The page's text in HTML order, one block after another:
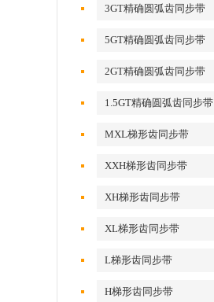
3GT精确圆弧齿同步带
5GT精确圆弧齿同步带
2GT精确圆弧齿同步带
1.5GT精确圆弧齿同步带
MXL梯形齿同步带
XXH梯形齿同步带
XH梯形齿同步带
XL梯形齿同步带
L梯形齿同步带
H梯形齿同步带